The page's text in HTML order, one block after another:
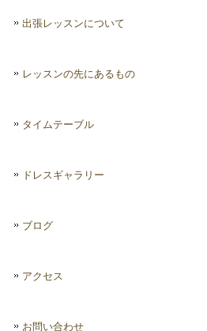
出張レッスンについて
レッスンの先にあるもの
タイムテーブル
ドレスギャラリー
ブログ
アクセス
お問い合わせ